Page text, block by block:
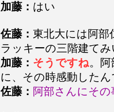
加藤： はい
佐藤： 東北大には阿
ラッキーの三階建て
加藤： そうですね。
に、その時感動した
佐藤： 阿部さんにそ